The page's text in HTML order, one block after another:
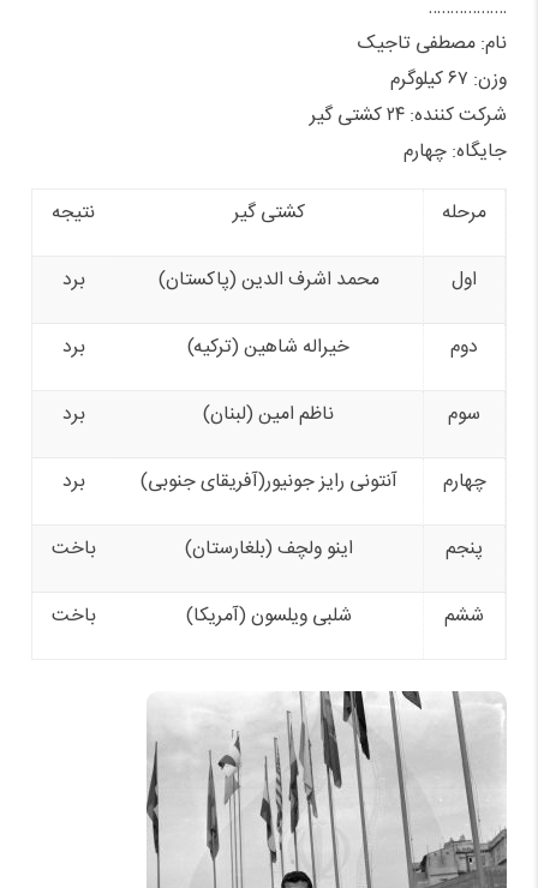
………………
نام: مصطفی تاجیک
وزن: ۶۷ کیلوگرم
شرکت کننده: ۲۴ کشتی گیر
جایگاه: چهارم
مرحله
کشتی گیر نتیجه
اول محمد اشرف الدین (پاکستان) برد
دوم خیراله شاهین (ترکیه) برد
سوم ناظم امین (لبنان) برد
چهارم آنتونی رایز جونیور(آفریقای جنوبی) برد
پنجم اینو ولچف (بلغارستان) باخت
ششم شلبی ویلسون (آمریکا) باخت